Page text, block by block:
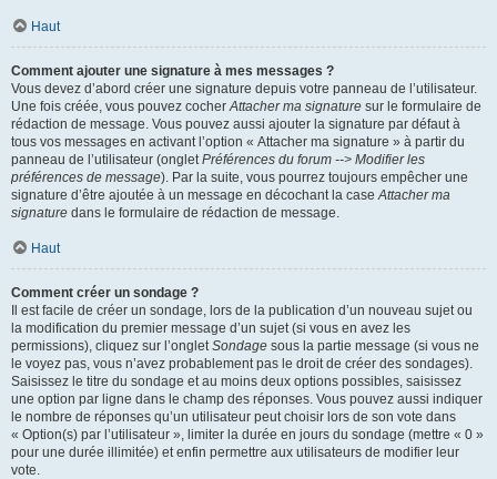
Haut
Comment ajouter une signature à mes messages ?
Vous devez d’abord créer une signature depuis votre panneau de l’utilisateur.
Une fois créée, vous pouvez cocherAttacher ma signature sur le formulaire de
rédaction de message. Vous pouvez aussi ajouter la signature par défaut à
tous vos messages en activant l’option « Attacher ma signature » à partir du
panneau de l’utilisateur (ongletPréférences du forum --> Modifier les
préférences de message). Par la suite, vous pourrez toujours empêcher une
signature d’être ajoutée à un message en décochant la caseAttacher ma
signature dans le formulaire de rédaction de message.
Haut
Comment créer un sondage ?
Il est facile de créer un sondage, lors de la publication d’un nouveau sujet ou
la modification du premier message d’un sujet (si vous en avez les
permissions), cliquez sur l’ongletSondage sous la partie message (si vous ne
le voyez pas, vous n’avez probablement pas le droit de créer des sondages).
Saisissez le titre du sondage et au moins deux options possibles, saisissez
une option par ligne dans le champ des réponses. Vous pouvez aussi indiquer
le nombre de réponses qu’un utilisateur peut choisir lors de son vote dans
« Option(s) par l’utilisateur », limiter la durée en jours du sondage (mettre « 0 »
pour une durée illimitée) et enfin permettre aux utilisateurs de modifier leur
vote.